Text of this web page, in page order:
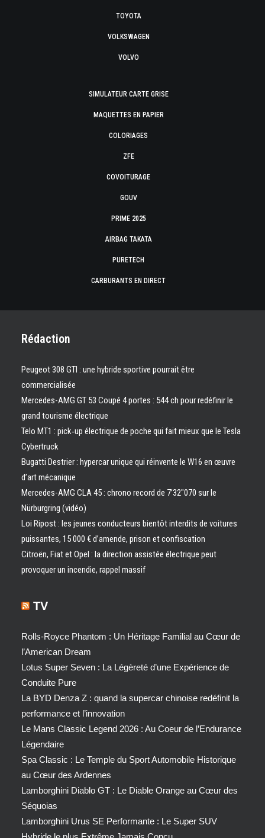
TOYOTA
VOLKSWAGEN
VOLVO
SIMULATEUR CARTE GRISE
MAQUETTES EN PAPIER
COLORIAGES
ZFE
COVOITURAGE
GOUV
PRIME 2025
AIRBAG TAKATA
PURETECH
CARBURANTS EN DIRECT
Rédaction
Peugeot 308 GTI : une hybride sportive pourrait être
commercialisée
Mercedes-AMG GT 53 Coupé 4 portes : 544 ch pour redéfinir le
grand tourisme électrique
Telo MT1 : pick‑up électrique de poche qui fait mieux que le Tesla
Cybertruck
Bugatti Destrier : hypercar unique qui réinvente le W16 en œuvre
d’art mécanique
Mercedes-AMG CLA 45 : chrono record de 7’32″070 sur le
Nürburgring (vidéo)
Loi Ripost : les jeunes conducteurs bientôt interdits de voitures
puissantes, 15 000 € d’amende, prison et confiscation
Citroën, Fiat et Opel : la direction assistée électrique peut
provoquer un incendie, rappel massif
TV
Rolls-Royce Phantom : Un Héritage Familial au Cœur de
l’American Dream
Lotus Super Seven : La Légèreté d’une Expérience de
Conduite Pure
La BYD Denza Z : quand la supercar chinoise redéfinit la
performance et l’innovation
Le Mans Classic Legend 2026 : Au Coeur de l’Endurance
Légendaire
Spa Classic : Le Temple du Sport Automobile Historique
au Cœur des Ardennes
Lamborghini Diablo GT : Le Diable Orange au Cœur des
Séquoias
Lamborghini Urus SE Performante : Le Super SUV